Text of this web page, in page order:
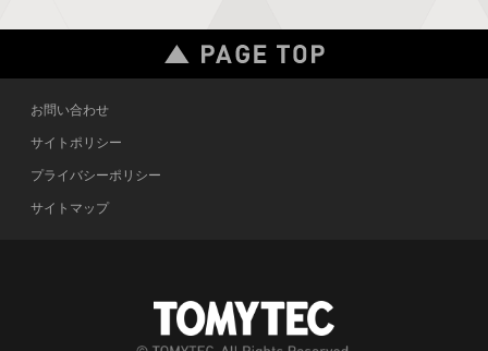
お問い合わせ
サイトポリシー
プライバシーポリシー
サイトマップ